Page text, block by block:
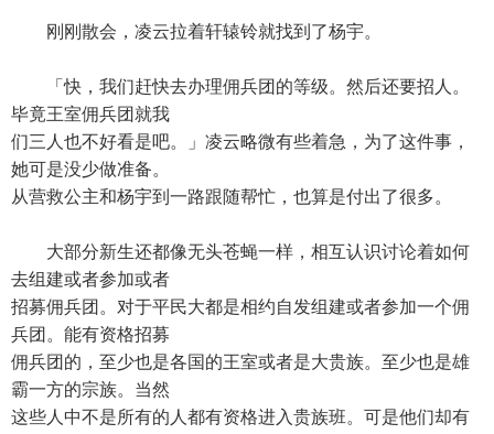
刚刚散会，凌云拉着轩辕铃就找到了杨宇。
「快，我们赶快去办理佣兵团的等级。然后还要招人。
毕竟王室佣兵团就我
们三人也不好看是吧。」凌云略微有些着急，为了这件事，
她可是没少做准备。
从营救公主和杨宇到一路跟随帮忙，也算是付出了很多。
大部分新生还都像无头苍蝇一样，相互认识讨论着如何
去组建或者参加或者
招募佣兵团。对于平民大都是相约自发组建或者参加一个佣
兵团。能有资格招募
佣兵团的，至少也是各国的王室或者是大贵族。至少也是雄
霸一方的宗族。当然
这些人中不是所有的人都有资格进入贵族班。可是他们却有